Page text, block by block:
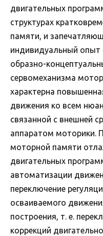
двигательных
структурах
памяти, и
индивидуальный опыт
образно-
сервомеханизма
характерна
движения ко всем
связанной с внешней
аппаратом моторики.
моторной памяти
двигательных
автоматизации
переключение
осваиваемого
построения, т. е.
коррекций